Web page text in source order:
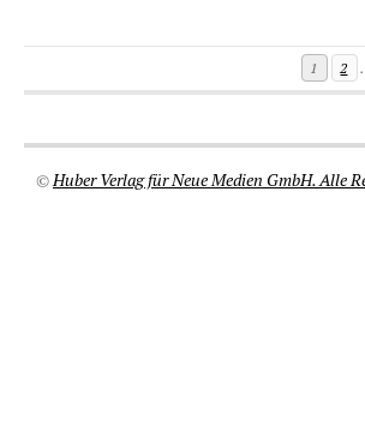
1 2
© Huber Verlag für Neue Medien GmbH. Alle